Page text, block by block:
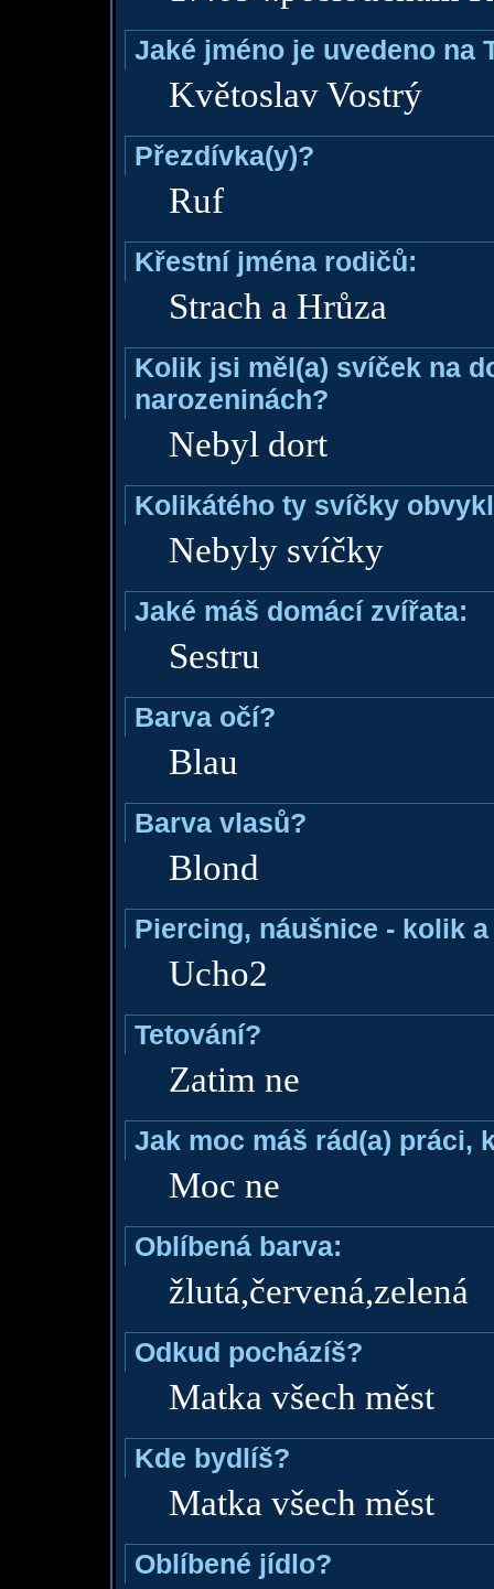
Jaké jméno je uvedeno na
Květoslav Vostrý
Přezdívka(y)?
Ruf
Křestní jména rodičů:
Strach a Hrůza
Kolik jsi měl(a) svíček na
narozeninách?
Nebyl dort
Kolikátého ty svíčky
Nebyly svíčky
Jaké máš domácí zvířata:
Sestru
Barva očí?
Blau
Barva vlasů?
Blond
Piercing, náušnice - kolik
Ucho2
Tetování?
Zatim ne
Jak moc máš rád(a) práci,
Moc ne
Oblíbená barva:
žlutá,červená,zelená
Odkud pocházíš?
Matka všech měst
Kde bydlíš?
Matka všech měst
Oblíbené jídlo?